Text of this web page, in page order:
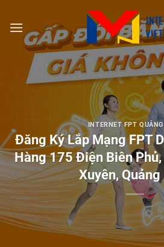
đến
INTERNET FPT
Đăng Ký Lắp Mạng FPT
Hàng 175 Điện Biên Phủ,
Xuyên,